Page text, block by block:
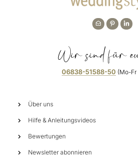
Wir sind für
06838-51588-50 (Mo-Fr
Über uns
Hilfe & Anleitungsvideos
Bewertungen
Newsletter abonnieren